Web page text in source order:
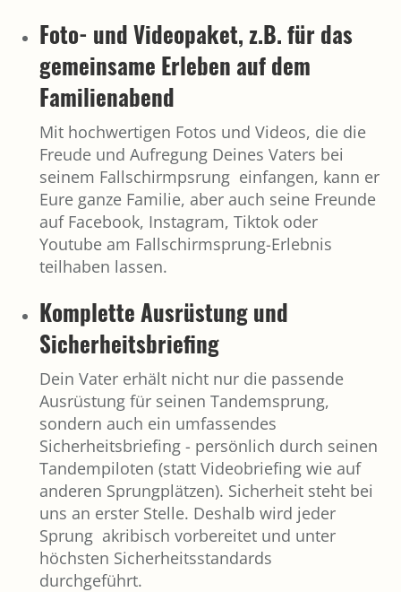
Foto- und Videopaket, z.B. für das
gemeinsame Erleben auf dem
Familienabend
Mit hochwertigen Fotos und Videos, die die
Freude und Aufregung Deines Vaters bei
seinem Fallschirmpsrung einfangen, kann er
Eure ganze Familie, aber auch seine Freunde
auf Facebook, Instagram, Tiktok oder
Youtube am Fallschirmsprung-Erlebnis
teilhaben lassen.
Komplette Ausrüstung und
Sicherheitsbriefing
Dein Vater erhält nicht nur die passende
Ausrüstung für seinen Tandemsprung,
sondern auch ein umfassendes
Sicherheitsbriefing - persönlich durch seinen
Tandempiloten (statt Videobriefing wie auf
anderen Sprungplätzen). Sicherheit steht bei
uns an erster Stelle. Deshalb wird jeder
Sprung akribisch vorbereitet und unter
höchsten Sicherheitsstandards
durchgeführt.